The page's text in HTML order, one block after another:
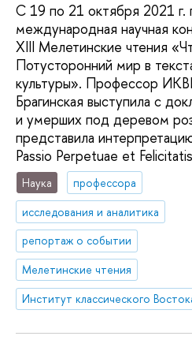
С 19 по 21 октября 2021 г.
международная научная
XIII Мелетинские чтения
Потусторонний мир в
культуры». Профессор
Брагинская выступила с
и умерших под деревом
представила
Passio Perpetuae et
Наука
профессора
исследования и аналитика
репортаж о событии
Мелетинские чтения